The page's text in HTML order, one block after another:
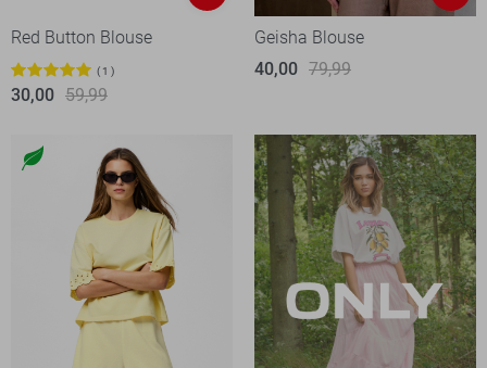
Red Button Blouse
1
30,00 59,99
Geisha Blouse
40,00 79,99